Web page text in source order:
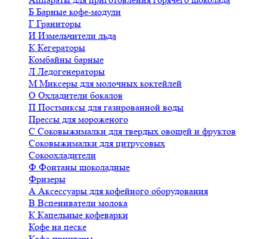
Б Барные кофе-модули
Г Граниторы
И Измельчители льда
К Кегераторы
Комбайны барные
Л Ледогенераторы
М Миксеры для молочных коктейлей
О Охладители бокалов
П Постмиксы для газированной воды
Прессы для мороженого
С Соковыжималки для твердых овощей и фруктов
Соковыжималки для цитрусовых
Сокоохладители
Ф Фонтаны шоколадные
Фризеры
А Аксессуары для кофейного оборудования
В Вспениватели молока
К Капельные кофеварки
Кофе на песке